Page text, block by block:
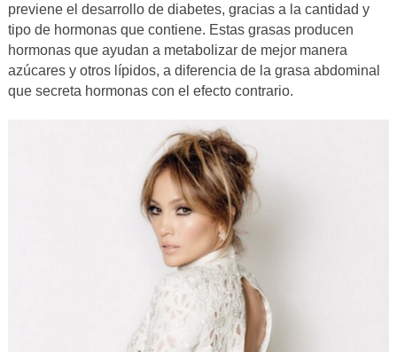
previene el desarrollo de diabetes, gracias a la cantidad y
tipo de hormonas que contiene. Estas grasas producen
hormonas que ayudan a metabolizar de mejor manera
azúcares y otros lípidos, a diferencia de la grasa abdominal
que secreta hormonas con el efecto contrario.